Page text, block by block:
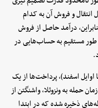
انتقال و فروش آن به کدام
درآمد حاصل از فروش
طور مستقیم به حساب‌هایی در
اوایل اسفند)، پرداخت‌ها از یک
به ونزوئلا، واشنگتن از
ذخیره شده که در ابتدا